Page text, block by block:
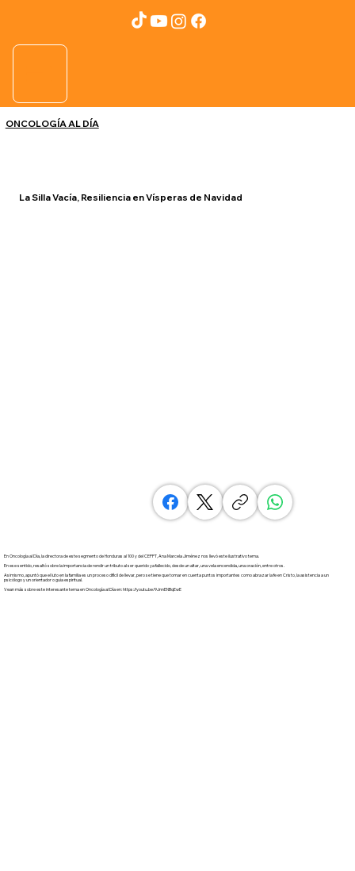
ONCOLOGÍA AL DÍA
La Silla Vacía, Resiliencia en Vísperas de Navidad
En Oncología al Día, la directora de este segmento de Honduras al 100 y del CEPPT, Ana Marcela Jiménez nos llevó este ilustrativo tema.
En ese sentido, resaltó sobre la importancia de rendir un tributo al ser querido ya fallecido, desde un altar, una vela encendida, una oración, entre otros.
Asimismo, apuntó que el luto en la familia es un proceso difícil de llevar, pero se tiene que tomar en cuenta puntos importantes como abrazar la fe en Cristo, la asistencia a un
psicólogo y un orientador o guía espiritual.
Vean más sobre este interesante tema en Oncología al Día en:https://youtu.be/9JnnENBqEwE